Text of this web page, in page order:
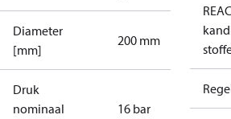
Diameter
[mm]
200 mm
Druk
nominaal
16 bar